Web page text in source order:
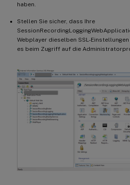
haben.
Stellen Sie sicher, dass Ihre
Webplayer dieselben SSL-
es beim Zugriff auf die